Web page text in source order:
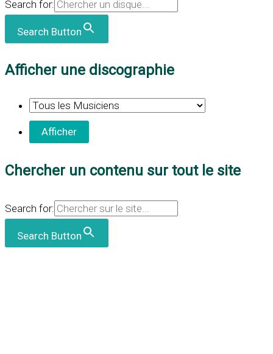
Search for:
Search Button
Afficher une discographie
Chercher un contenu sur tout le site
Search for:
Search Button